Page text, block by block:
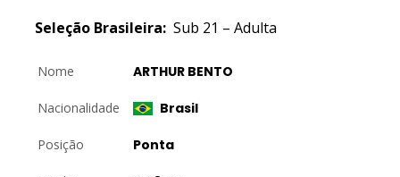
Seleção Brasileira: Sub 21 – Adulta
Nome ARTHUR BENTO
Nacionalidade Brasil
Posição Ponta